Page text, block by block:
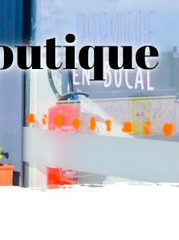
ON S’DETEND !!